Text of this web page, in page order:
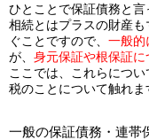
ひとことで保証債務と言
相続とはプラスの財産
ぐことですので、 一般的
が、 身元保証や根保証
ここでは、これらにつ
税のことについて触れま
一般の保証債務・連帯